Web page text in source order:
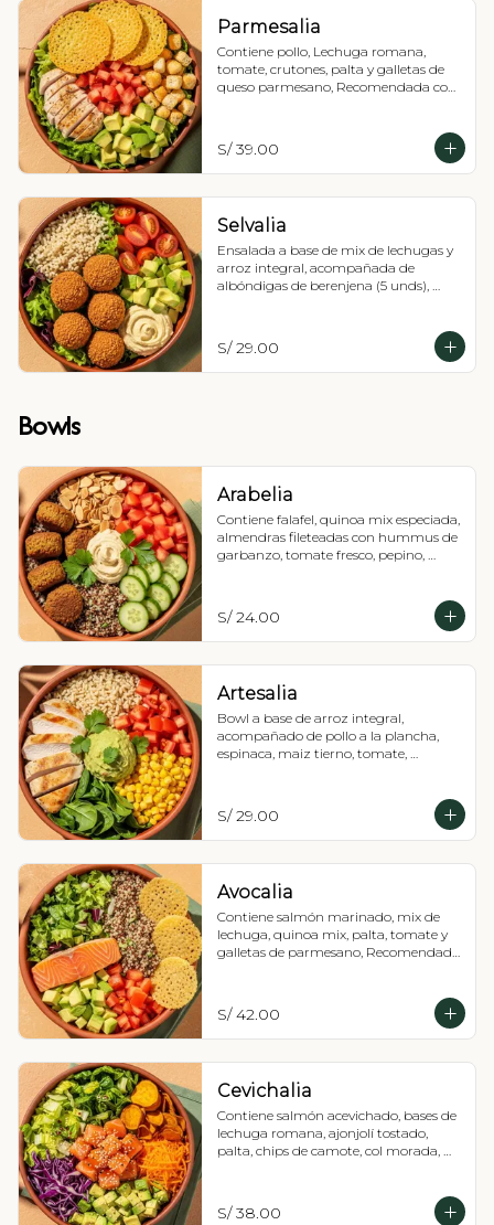
Parmesalia
Contiene pollo, Lechuga romana,
tomate, crutones, palta y galletas de
queso parmesano, Recomendada con
S/ 39.00
Selvalia
Ensalada a base de mix de lechugas y
arroz integral, acompañada de
albóndigas de berenjena (5 unds),
vinagreta Balsámica
S/ 29.00
Bowls
Arabelia
Contiene falafel, quinoa mix especiada,
almendras fileteadas con hummus de
garbanzo, tomate fresco, pepino,
S/ 24.00
Artesalia
Bowl a base de arroz integral,
acompañado de pollo a la plancha,
espinaca, maiz tierno, tomate,
S/ 29.00
Avocalia
Contiene salmón marinado, mix de
lechuga, quinoa mix, palta, tomate y
galletas de parmesano, Recomendada
S/ 42.00
Cevichalia
Contiene salmón acevichado, bases de
lechuga romana, ajonjolí tostado,
palta, chips de camote, col morada,
S/ 38.00